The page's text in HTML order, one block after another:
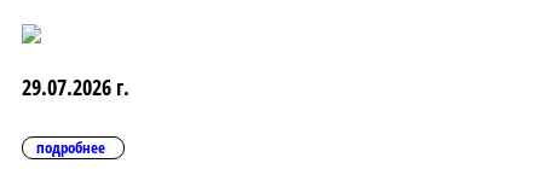
29.07.2026 г.
подробнее